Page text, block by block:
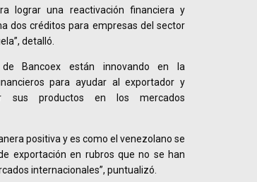
lograr una reactivación financiera y
dos créditos para empresas del sector
detalló.
Bancoex están innovando en la
para ayudar al exportador y
sus productos en los mercados
positiva y es como el venezolano se
exportación en rubros que no se han
internacionales”, puntualizó.